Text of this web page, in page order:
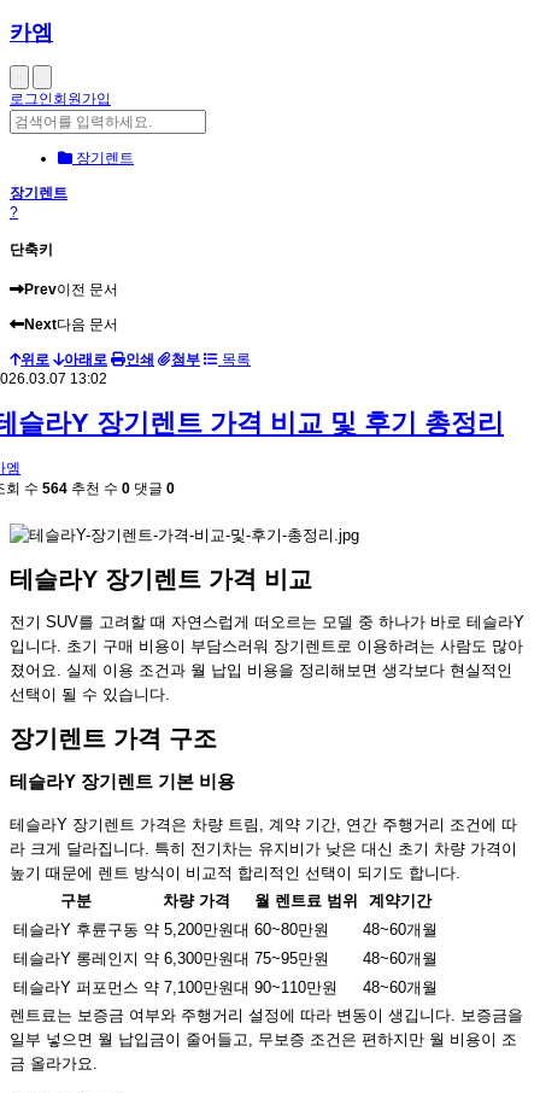
카엠
로그인회원가입
장기렌트
장기렌트
?
단축키
Prev이전 문서
Next다음 문서
위로 아래로 인쇄 첨부
목록
13:02
슬라Y 장기렌트 가격 비교 및 후기 총정리
엠
회 수 564 추천 수 0 댓글 0
테슬라Y 장기렌트 가격 비교
전기 SUV를 고려할 때 자연스럽게 떠오르는 모델 중 하나가 바로 테슬라Y
입니다. 초기 구매 비용이 부담스러워 장기렌트로 이용하려는 사람도 많아
졌어요. 실제 이용 조건과 월 납입 비용을 정리해보면 생각보다 현실적인
선택이 될 수 있습니다.
장기렌트 가격 구조
테슬라Y 장기렌트 기본 비용
테슬라Y 장기렌트 가격은 차량 트림, 계약 기간, 연간 주행거리 조건에 따
라 크게 달라집니다. 특히 전기차는 유지비가 낮은 대신 초기 차량 가격이
높기 때문에 렌트 방식이 비교적 합리적인 선택이 되기도 합니다.
구분
차량 가격 월 렌트료 범위
계약기간
테슬라Y 후륜구동 약 5,200만원대 60~80만원
48~60개월
테슬라Y 롱레인지 약 6,300만원대 75~95만원
48~60개월
테슬라Y 퍼포먼스 약 7,100만원대 90~110만원
48~60개월
렌트료는 보증금 여부와 주행거리 설정에 따라 변동이 생깁니다. 보증금을
일부 넣으면 월 납입금이 줄어들고, 무보증 조건은 편하지만 월 비용이 조
금 올라가요.